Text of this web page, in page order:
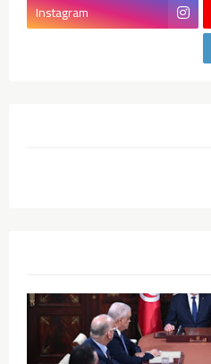
Instagram